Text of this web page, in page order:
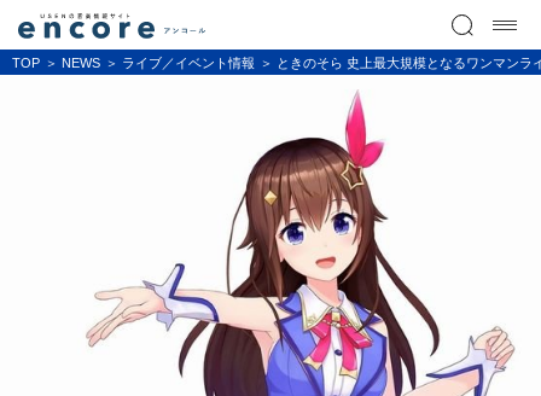
TOP NEWS ライブ／イベント情報 ときのそら 史上最大規模となるワンマン